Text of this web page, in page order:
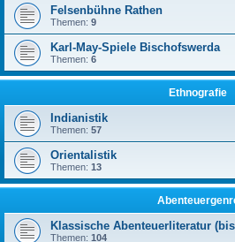
Felsenbühne Rathen
Themen: 9
Karl-May-Spiele Bischofswerda
Themen: 6
Ethnografie
Indianistik
Themen: 57
Orientalistik
Themen: 13
Klassische Abenteuerliteratur
Themen: 104